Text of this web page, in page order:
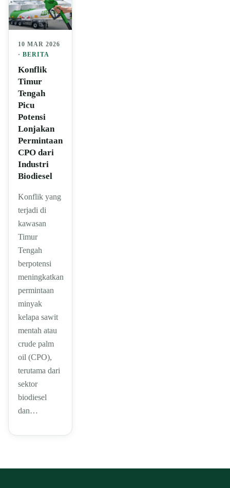
10 MAR 2026
· BERITA
Konflik
Timur
Tengah
Picu
Potensi
Lonjakan
Permintaan
CPO dari
Industri
Biodiesel
Konflik yang
terjadi di
kawasan
Timur
Tengah
berpotensi
meningkatkan
permintaan
minyak
kelapa sawit
mentah atau
crude palm
oil (CPO),
terutama dari
sektor
biodiesel
dan…